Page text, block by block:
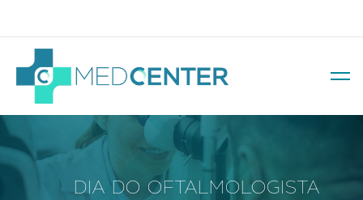
DIA DO OFTALMOLOGISTA